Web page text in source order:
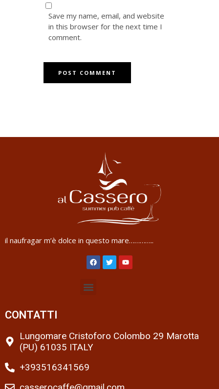
Save my name, email, and website
in this browser for the next time I
comment.
il naufragar m’è dolce in questo mare…………..
CONTATTI
Lungomare Cristoforo Colombo 29 Marotta
(PU) 61035 ITALY
+393516341569